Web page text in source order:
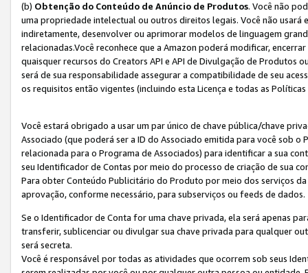
(b) Obtenção do Conteúdo de Anúncio de Produtos. Você não
uma propriedade intelectual ou outros direitos legais. Você não
indiretamente, desenvolver ou aprimorar modelos de linguagem
relacionadas.Você reconhece que a Amazon poderá modificar,
quaisquer recursos do Creators API e API de Divulgação de Produtos
será de sua responsabilidade assegurar a compatibilidade de seu
os requisitos então vigentes (incluindo esta Licença e todas as
Você estará obrigado a usar um par único de chave pública/chave
Associado (que poderá ser a ID do Associado emitida para você sob
relacionada para o Programa de Associados) para identificar a sua
seu Identificador de Contas por meio do processo de criação de sua
Para obter Conteúdo Publicitário do Produto por meio dos serviços
aprovação, conforme necessário, para subserviços ou feeds de dados.
Se o Identificador de Conta for uma chave privada, ela será apenas
transferir, sublicenciar ou divulgar sua chave privada para qualquer
será secreta.
Você é responsável por todas as atividades que ocorrem sob seus